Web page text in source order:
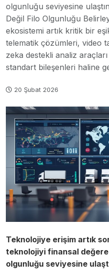
olgunluğu seviyesine
Değil Filo Olgunluğu
ekosistemi artık kritik bir
telematik çözümleri, video
zeka destekli analiz
standart bileşenleri haline
20 Şubat 2026
Teknolojiye erişim artık
teknolojiyi finansal
olgunluğu seviyesine